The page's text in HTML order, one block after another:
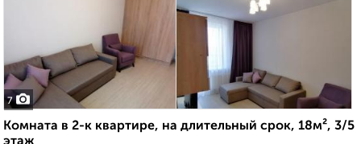
7
Комната в 2-к квартире, на длительный срок, 18м², 3/5